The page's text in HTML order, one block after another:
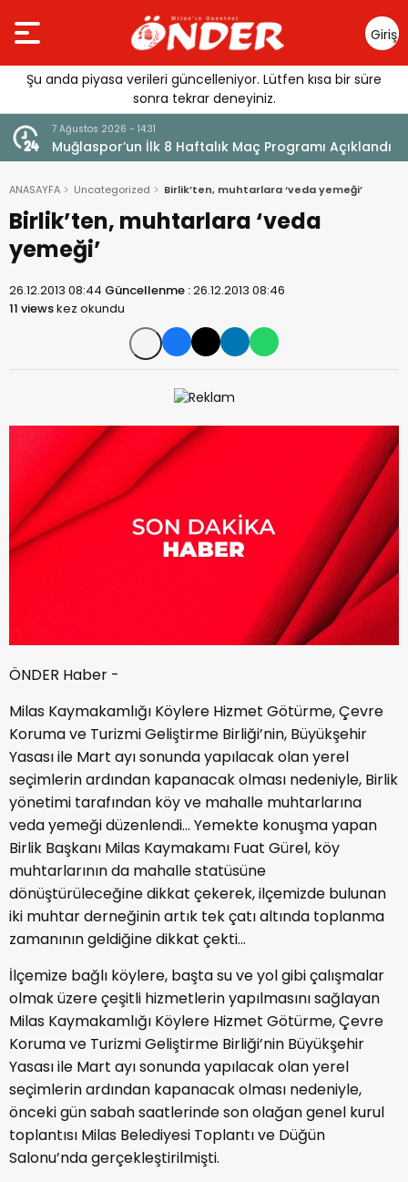
Giriş
Yap
Şu anda piyasa verileri güncelleniyor. Lütfen kısa bir süre
sonra tekrar deneyiniz.
7 Ağustos 2026 - 14:31
Muğlaspor’un İlk 8 Haftalık Maç Programı Açıklandı
ANASAYFA Uncategorized Birlik’ten, muhtarlara ‘veda yemeği’
Birlik’ten, muhtarlara ‘veda
yemeği’
26.12.2013 08:44 Güncellenme :26.12.2013 08:46
11 viewskez okundu
ÖNDER Haber -
Milas Kaymakamlığı Köylere Hizmet Götürme, Çevre
Koruma ve Turizmi Geliştirme Birliği’nin, Büyükşehir
Yasası ile Mart ayı sonunda yapılacak olan yerel
seçimlerin ardından kapanacak olması nedeniyle, Birlik
yönetimi tarafından köy ve mahalle muhtarlarına
veda yemeği düzenlendi… Yemekte konuşma yapan
Birlik Başkanı Milas Kaymakamı Fuat Gürel, köy
muhtarlarının da mahalle statüsüne
dönüştürüleceğine dikkat çekerek, ilçemizde bulunan
iki muhtar derneğinin artık tek çatı altında toplanma
zamanının geldiğine dikkat çekti…
İlçemize bağlı köylere, başta su ve yol gibi çalışmalar
olmak üzere çeşitli hizmetlerin yapılmasını sağlayan
Milas Kaymakamlığı Köylere Hizmet Götürme, Çevre
Koruma ve Turizmi Geliştirme Birliği’nin Büyükşehir
Yasası ile Mart ayı sonunda yapılacak olan yerel
seçimlerin ardından kapanacak olması nedeniyle,
önceki gün sabah saatlerinde son olağan genel kurul
toplantısı Milas Belediyesi Toplantı ve Düğün
Salonu’nda gerçekleştirilmişti.